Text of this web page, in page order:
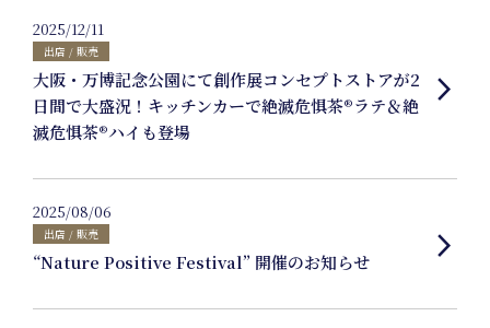
Events
Journal
2025/12/11
出店 / 販売
大阪・万博記念公園にて創作展コンセプトストアが2
日間で大盛況！キッチンカーで絶滅危惧茶®︎ラテ＆絶
滅危惧茶®︎ハイも登場
arrow_forward_ios
2025/08/06
出店 / 販売
“Nature Positive Festival” 開催のお知らせ
arrow_forward_ios